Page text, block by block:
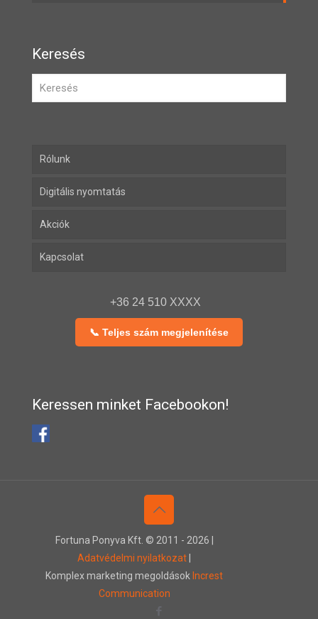
Keresés
Rólunk
Digitális nyomtatás
Akciók
Kapcsolat
+36 24 510 XXXX
📞 Teljes szám megjelenítése
Keressen minket Facebookon!
Fortuna Ponyva Kft. © 2011 - 2026 |
Adatvédelmi nyilatkozat
Komplex marketing megoldások Increst
Communication